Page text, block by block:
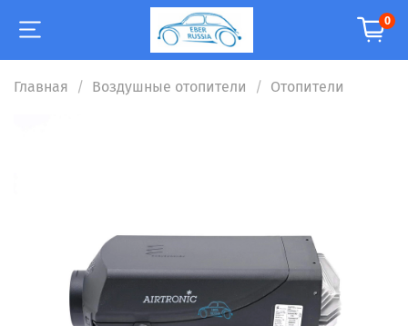
0
Главная Воздушные отопители Отопители